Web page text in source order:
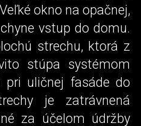
okno na opačnej,
vstup do domu.
strechu, ktorá z
stúpa systémom
pri uličnej fasáde do
je zatrávnená
za účelom údržby